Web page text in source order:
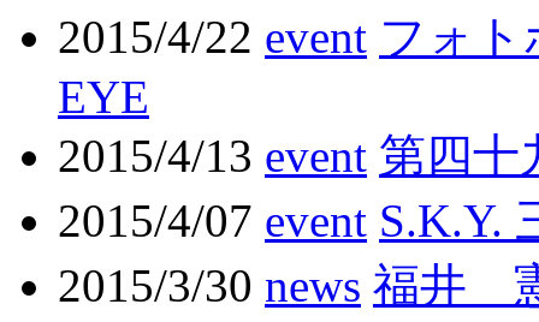
2015/4/22 event フォ
EYE
2015/4/13 event 第四
2015/4/07 event S.K.Y.
2015/3/30 news 福井